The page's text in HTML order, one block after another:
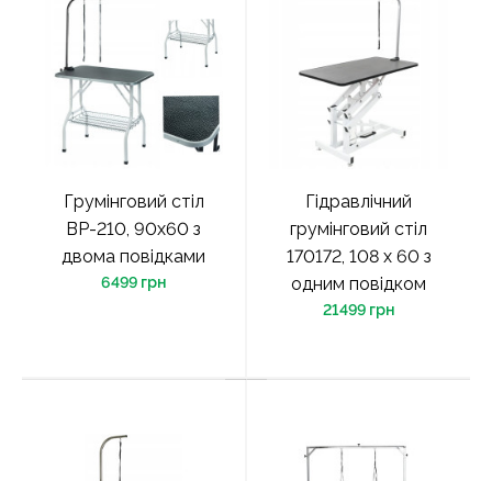
Грумінговий стіл
ВР-210, 90x60 з
двома повідками
6499 грн
Гідравлічний
грумінговий стіл
170172, 108 x 60 з
одним повідком
21499 грн